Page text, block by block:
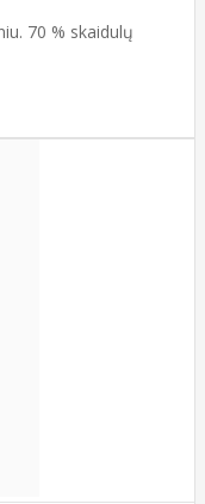
70 % skaidulų